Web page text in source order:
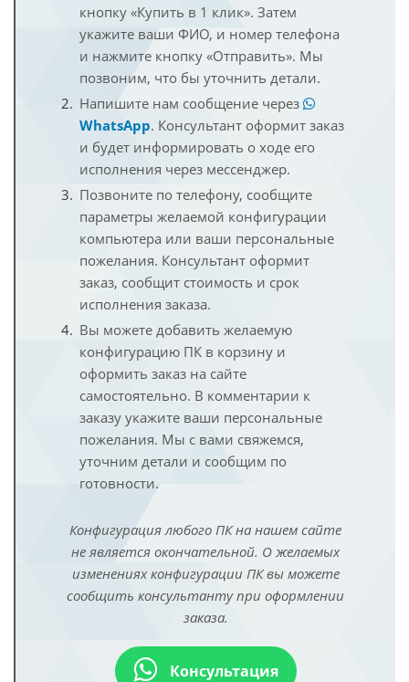
кнопку «Купить в 1 клик». Затем
укажите ваши ФИО, и номер телефона
и нажмите кнопку «Отправить». Мы
позвоним, что бы уточнить детали.
Напишите нам сообщение через
WhatsApp. Консультант оформит заказ
и будет информировать о ходе его
исполнения через мессенджер.
Позвоните по телефону, сообщите
параметры желаемой конфигурации
компьютера или ваши персональные
пожелания. Консультант оформит
заказ, сообщит стоимость и срок
исполнения заказа.
Вы можете добавить желаемую
конфигурацию ПК в корзину и
оформить заказ на сайте
самостоятельно. В комментарии к
заказу укажите ваши персональные
пожелания. Мы с вами свяжемся,
уточним детали и сообщим по
готовности.
Конфигурация любого ПК на нашем сайте
не является окончательной. О желаемых
изменениях конфигурации ПК вы можете
сообщить консультанту при оформлении
заказа.
Консультация